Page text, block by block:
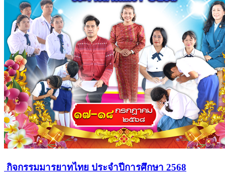
กิจกรรมมารยาทไทย ประจำปีการศึกษา 2568